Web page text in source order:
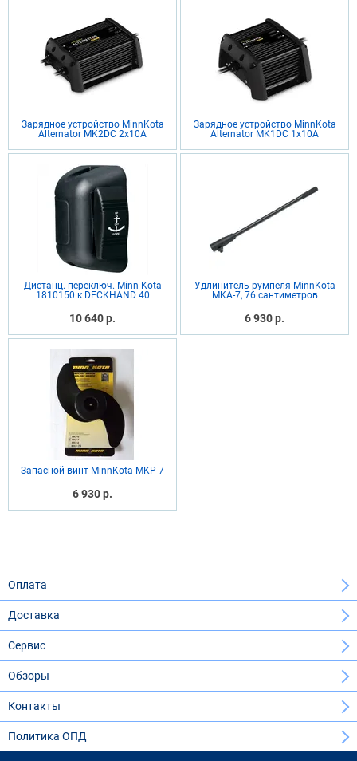
Зарядное устройство MinnKota
Alternator MK2DC 2x10A
Зарядное устройство MinnKota
Alternator MK1DC 1x10A
Дистанц. переключ. Minn Kota
1810150 к DECKHAND 40
10 640 р.
Удлинитель румпеля MinnKota
MKA-7, 76 сантиметров
6 930 р.
Запасной винт MinnKota MKP-7
6 930 р.
Оплата
Доставка
Сервис
Обзоры
Контакты
Политика ОПД